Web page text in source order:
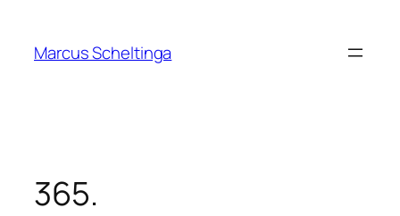
springen
Marcus Scheltinga
365.